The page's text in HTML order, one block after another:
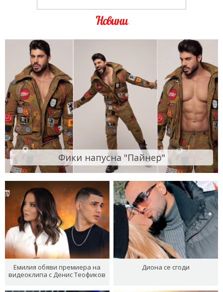
Новини
Фики напусна "Пайнер"
Емилия обяви премиера на
видеоклипа с Денис Теофиков
Диона се сгоди